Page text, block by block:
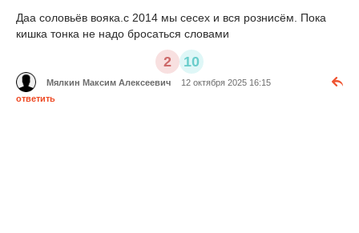
Даа соловьёв вояка.с 2014 мы сесех и вся рознисём. Пока
кишка тонка не надо бросаться словами
2 10
Мялкин Максим Алексеевич
12 октября 2025 16:15
ответить